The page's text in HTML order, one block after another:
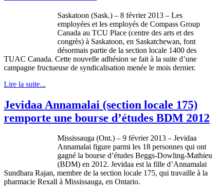
Saskatoon (Sask.) – 8 février2013 – Les
employées et les employés de Compass Group
Canada au TCU Place (centre des arts et des
congrès) à Saskatoon, en Saskatchewan, font
désormais partie de la section locale 1400 des
TUAC Canada. Cette nouvelle adhésion se fait à la suite d’une
campagne fructueuse de syndicalisation menée le mois dernier.
Lire la suite...
Jevidaa Annamalai (section locale 175)
remporte une bourse d’études BDM 2012
Mississauga (Ont.) – 9 février2013 – Jevidaa
Annamalai figure parmi les 18 personnes qui ont
gagné la bourse d’études Beggs-Dowling-Mathieu
(BDM) en 2012. Jevidaa estla fille d’Annamalai
Sundhara Rajan, membre de la section locale 175, qui travaille à la
pharmacie Rexall à Mississauga, en Ontario.